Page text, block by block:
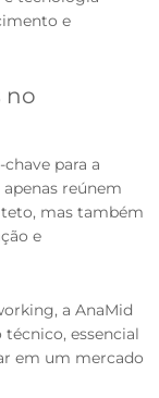
e
no
para a
reúnem
mas também
e
a AnaMid
essencial
em um mercado